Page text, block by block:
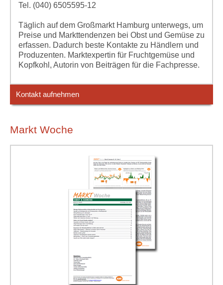
Tel. (040) 6505595-12
Täglich auf dem Großmarkt Hamburg unterwegs, um
Preise und Markttendenzen bei Obst und Gemüse zu
erfassen. Dadurch beste Kontakte zu Händlern und
Produzenten. Marktexpertin für Fruchtgemüse und
Kopfkohl, Autorin von Beiträgen für die Fachpresse.
Kontakt aufnehmen
Markt Woche